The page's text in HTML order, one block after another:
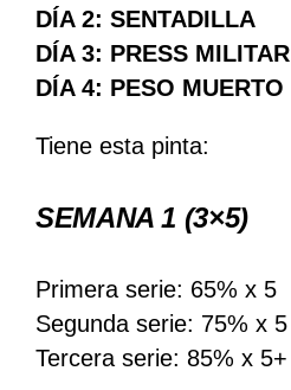
DÍA 2: SENTADILLA
DÍA 3: PRESS MILITAR
DÍA 4: PESO MUERTO
Tiene esta pinta:
SEMANA 1 (3×5)
Primera serie: 65% x 5
Segunda serie: 75% x 5
Tercera serie: 85% x 5+